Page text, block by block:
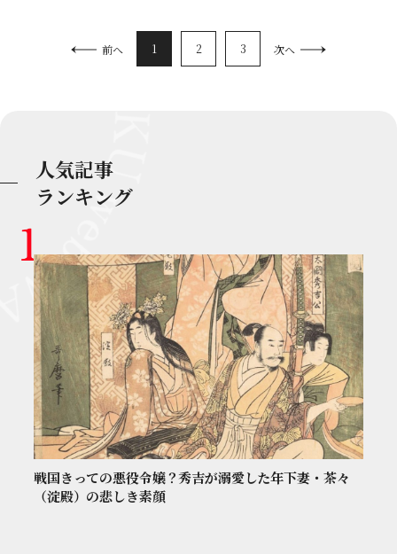
前へ 1 2 3 次へ
人気記事
ランキング
戦国きっての悪役令嬢？秀吉が溺愛した年下妻・茶々
（淀殿）の悲しき素顔